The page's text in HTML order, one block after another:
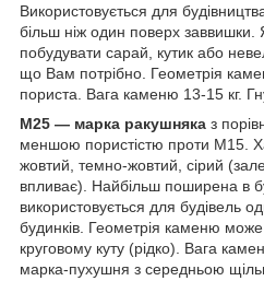
Використовується для
більш ніж один поверх
побудувати сарай, кутик або
що Вам потрібно. Геометрія
пориста. Вага каменю 13-15 кг.
M25 — марка ракушняка з
меншою пористістю проти М15.
жовтий, темно-жовтий, сірий
впливає). Найбільш поширена в
використовується для будівель
будинків. Геометрія каменю
круговому куту (рідко). Вага
марка-пухушня з середньою